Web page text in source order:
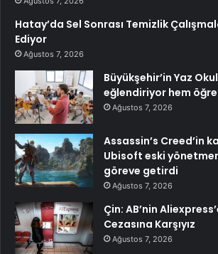
Hatay’da Sel Sonrası Temizlik
Ediyor
Ağustos 7, 2026
Büyükşehir’in Yaz
eğlendiriyor hem
Ağustos 7, 2026
Assassin’s Creed’in
Ubisoft eski
göreve getirdi
Ağustos 7, 2026
Çin: AB’nin
Cezasına Karşıyız
Ağustos 7, 2026